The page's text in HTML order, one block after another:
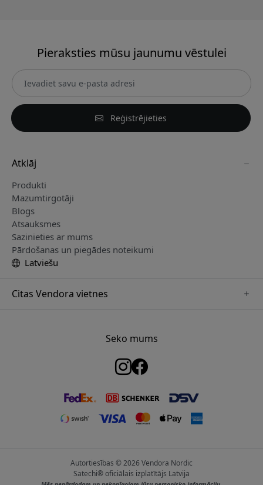
Pieraksties mūsu jaunumu vēstulei
Reģistrējieties
Atklāj
Produkti
Mazumtirgotāji
Blogs
Atsauksmes
Sazinieties ar mums
Pārdošanas un piegādes noteikumi
Latviešu
Citas Vendora vietnes
www.pipetto.se
Seko mums
Autortiesības © 2026 Vendora Nordic
Satechi® oficiālais izplatītājs Latvija